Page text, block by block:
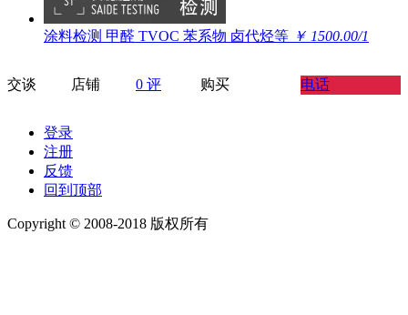
涂料检测 甲醛 TVOC 苯系物 卤代烃等 ￥ 1500.00/1
交谈 店铺 0 评 购买 电话
登录
注册
反馈
回到顶部
Copyright © 2008-2018 版权所有